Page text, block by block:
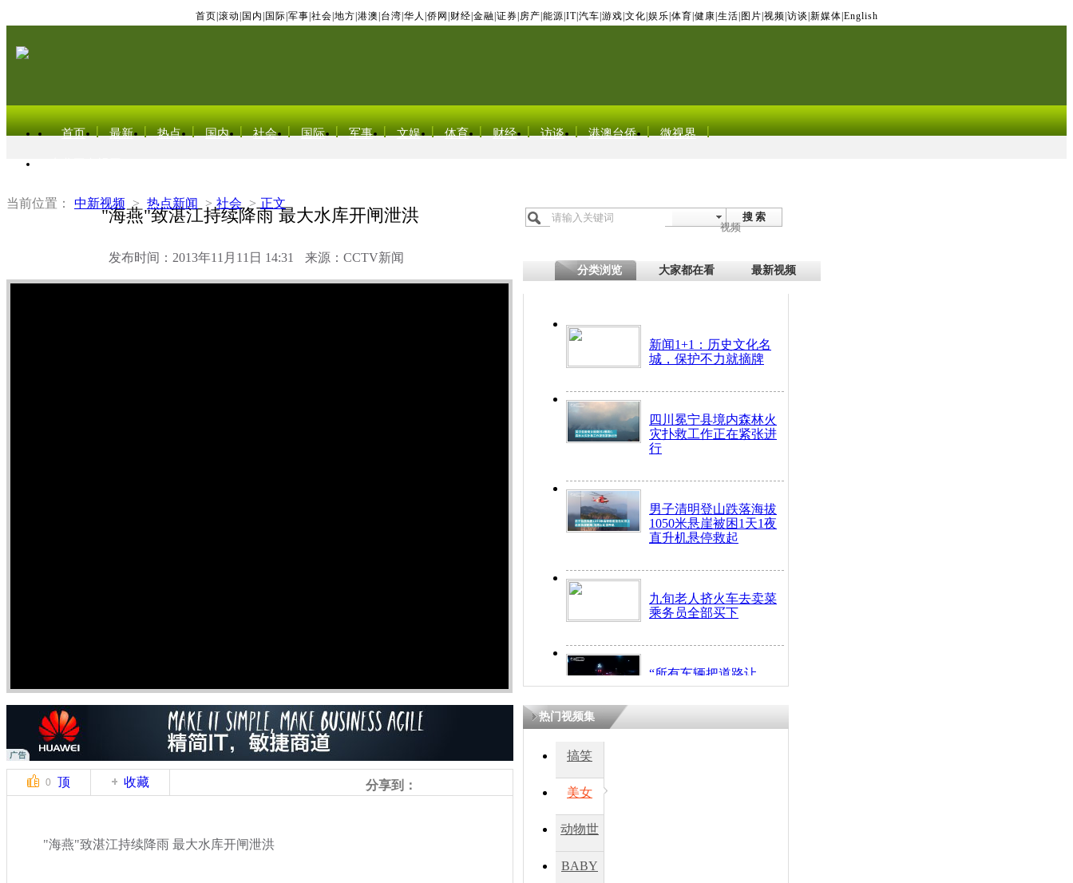
首页 滚动 国内 国际 军事 社会 地方 港澳 台湾 华人 侨网 财经 金融 证券 房产 能源 IT| 汽车 游戏 文化 娱乐 体育 健康 生活 图片 视频 访谈 新媒体 English
首页 最新 热点 国内 社会 国际 军事 文娱 体育 财经 访谈 港澳台侨 微视界
当前位置： 中新视频 > 热点新闻 > 社会 > 正文
"海燕"致湛江持续降雨 最大水库开闸泄洪
发布时间：2013年11月11日 14:31 来源：CCTV新闻
搜 索
视频
分类浏览 大家都在看 最新视频
新闻1+1：历史文化名
城，保护不力就摘牌
四川冕宁县境内森林火
灾扑救工作正在紧张进
行
男子清明登山跌落海拔
1050米悬崖被困1天1夜
直升机悬停救起
九旬老人挤火车去卖菜
乘务员全部买下
“所有车辆把道路让
开！”儿童突发疾病交
0 顶 收藏 分享到：
"海燕"致湛江持续降雨 最大水库开闸泄洪
热门视频集
搞笑
美女
动物世
BABY